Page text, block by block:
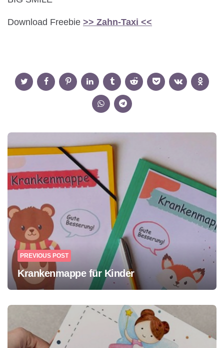
Download Freebie >> Zahn-Taxi <<
Post
navigation
PREVIOUS POST
Krankenmappe für Kinder